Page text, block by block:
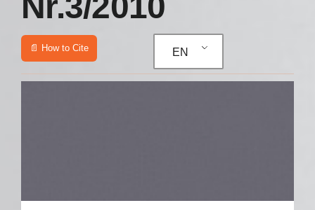
📄 How to Cite EN